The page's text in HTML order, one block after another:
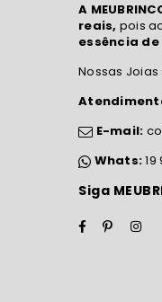
A
reais, pois
essência
Nossas Joias
E-mail:
Whats:19
Siga
Facebook
Pinterest